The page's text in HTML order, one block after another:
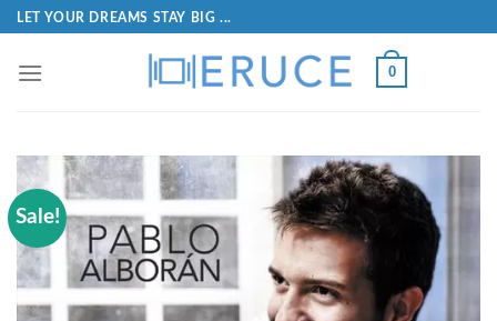
LET YOUR DREAMS STAY BIG ...
0
Sale!